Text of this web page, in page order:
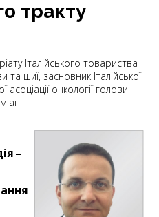
тракту
Італійського товариства
та шиї, засновник Італійської
асоціації онкології голови
–